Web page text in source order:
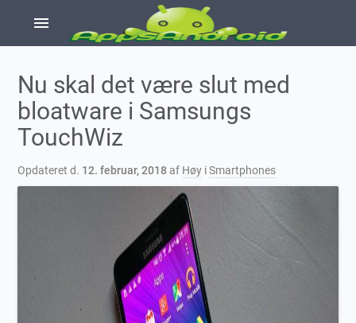
menu
Nu skal det være slut med
bloatware i Samsungs
TouchWiz
Opdateret d. 12. februar, 2018 af Høy iSmartphones